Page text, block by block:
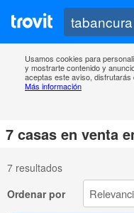
Usamos cookies para
y mostrarte contenido y
aceptas este aviso, disfrutarás
Más información
7 casas en venta
7 resultados
Ordenar por